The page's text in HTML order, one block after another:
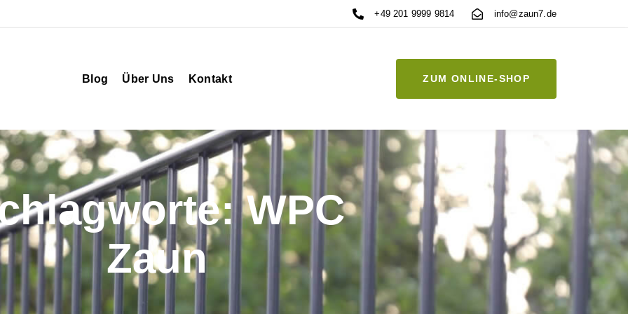
+49 201 9999 9814 info@zaun7.de
Blog Über Uns Kontakt ZUM ONLINE-SHOP
WPC
Zaun